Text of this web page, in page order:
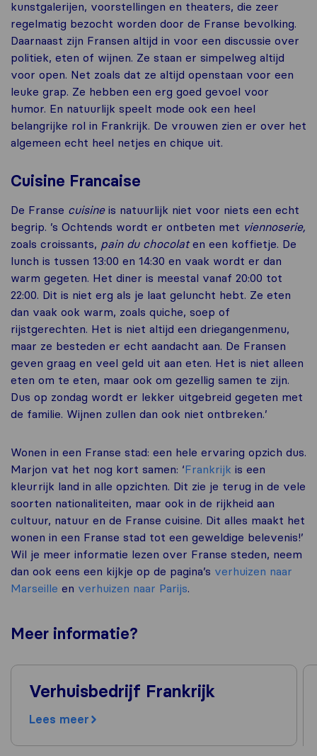
kunstgalerijen, voorstellingen en theaters, die zeer
regelmatig bezocht worden door de Franse bevolking.
Daarnaast zijn Fransen altijd in voor een discussie over
politiek, eten of wijnen. Ze staan er simpelweg altijd
voor open. Net zoals dat ze altijd openstaan voor een
leuke grap. Ze hebben een erg goed gevoel voor
humor. En natuurlijk speelt mode ook een heel
belangrijke rol in Frankrijk. De vrouwen zien er over het
algemeen echt heel netjes en chique uit.
Cuisine Francaise
De Franse cuisine is natuurlijk niet voor niets een echt
begrip. ’s Ochtends wordt er ontbeten met viennoserie,
zoals croissants, pain du chocolaten een koffietje. De
lunch is tussen 13:00 en 14:30 en vaak wordt er dan
warm gegeten. Het diner is meestal vanaf 20:00 tot
22:00. Dit is niet erg als je laat geluncht hebt. Ze eten
dan vaak ook warm, zoals quiche, soep of
rijstgerechten. Het is niet altijd een driegangenmenu,
maar ze besteden er echt aandacht aan. De Fransen
geven graag en veel geld uit aan eten. Het is niet alleen
eten om te eten, maar ook om gezellig samen te zijn.
Dus op zondag wordt er lekker uitgebreid gegeten met
de familie. Wijnen zullen dan ook niet ontbreken.’
Wonen in een Franse stad: een hele ervaring opzich dus.
Marjon vat het nog kort samen: ‘Frankrijk is een
kleurrijk land in alle opzichten. Dit zie je terug in de vele
soorten nationaliteiten, maar ook in de rijkheid aan
cultuur, natuur en de Franse cuisine. Dit alles maakt het
wonen in een Franse stad tot een geweldige belevenis!’
Wil je meer informatie lezen over Franse steden, neem
dan ook eens een kijkje op de pagina’s verhuizen naar
Marseille en verhuizen naar Parijs.
Meer informatie?
Verhuisbedrijf Frankrijk
Lees meer